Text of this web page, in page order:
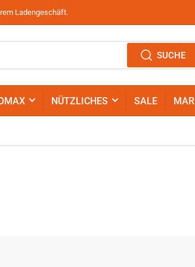
Ladengeschäft.
SUCHE
NÜTZLICHES SALE